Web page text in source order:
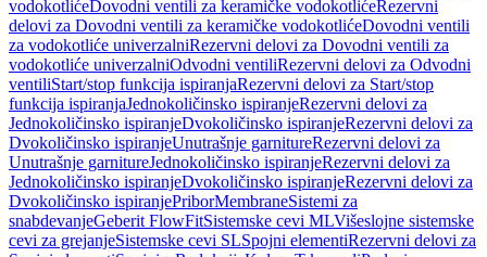
vodokotlićeDovodni ventili za keramičke vodokotlićeRezervni
delovi za Dovodni ventili za keramičke vodokotlićeDovodni ventili
za vodokotliće univerzalniRezervni delovi za Dovodni ventili za
vodokotliće univerzalniOdvodni ventiliRezervni delovi za Odvodni
ventiliStart/stop funkcija ispiranjaRezervni delovi za Start/stop
funkcija ispiranjaJednokoličinsko ispiranjeRezervni delovi za
Jednokoličinsko ispiranjeDvokoličinsko ispiranjeRezervni delovi za
Dvokoličinsko ispiranjeUnutrašnje garnitureRezervni delovi za
Unutrašnje garnitureJednokoličinsko ispiranjeRezervni delovi za
Jednokoličinsko ispiranjeDvokoličinsko ispiranjeRezervni delovi za
Dvokoličinsko ispiranjePriborMembraneSistemi za
snabdevanjeGeberit FlowFitSistemske cevi MLVišeslojne sistemske
cevi za grejanjeSistemske cevi SLSpojni elementiRezervni delovi za